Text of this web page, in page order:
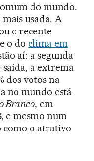
do mundo.
usada. A
o recente
o doclima em
aí: a segunda
a extrema
dos votos na
no mundo está
Branco, em
e mesmo num
o atrativo